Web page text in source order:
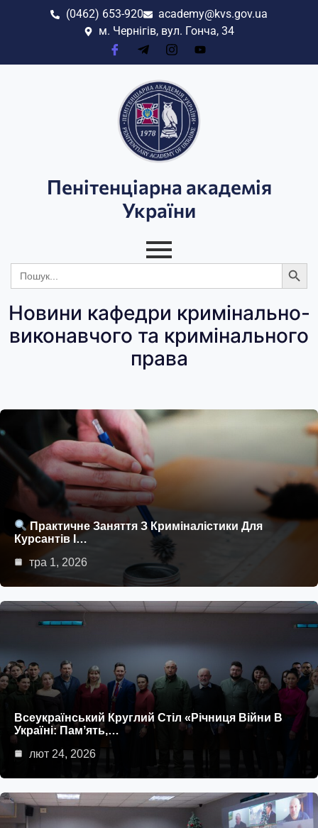
(0462) 653-920
academy@kvs.gov.ua
м. Чернігів, вул. Гонча, 34
Пенітенціарна академія
України
Search
for:
Новини кафедри кримінально-
виконавчого та кримінального
права
Практичне Заняття З Криміналістики Для
Курсантів І…
тра 1, 2026
Всеукраїнський Круглий Стіл «Річниця Війни В
Україні: Памʼять,…
лют 24, 2026